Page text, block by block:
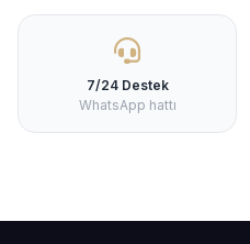
7/24 Destek
WhatsApp hattı